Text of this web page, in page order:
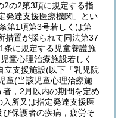
2の2第3項に規定する指
発達支援医療機関」とい
第1項第3号若しくは第
措置が採られて同法第37
条に規定する児童養護施
童心理治療施設若しく
立支援施設(以下「乳児院
童(当該児童心理治療施
，2月以内の期間を定め
所又は指定発達支援医
保護者の疾病，疲労そ